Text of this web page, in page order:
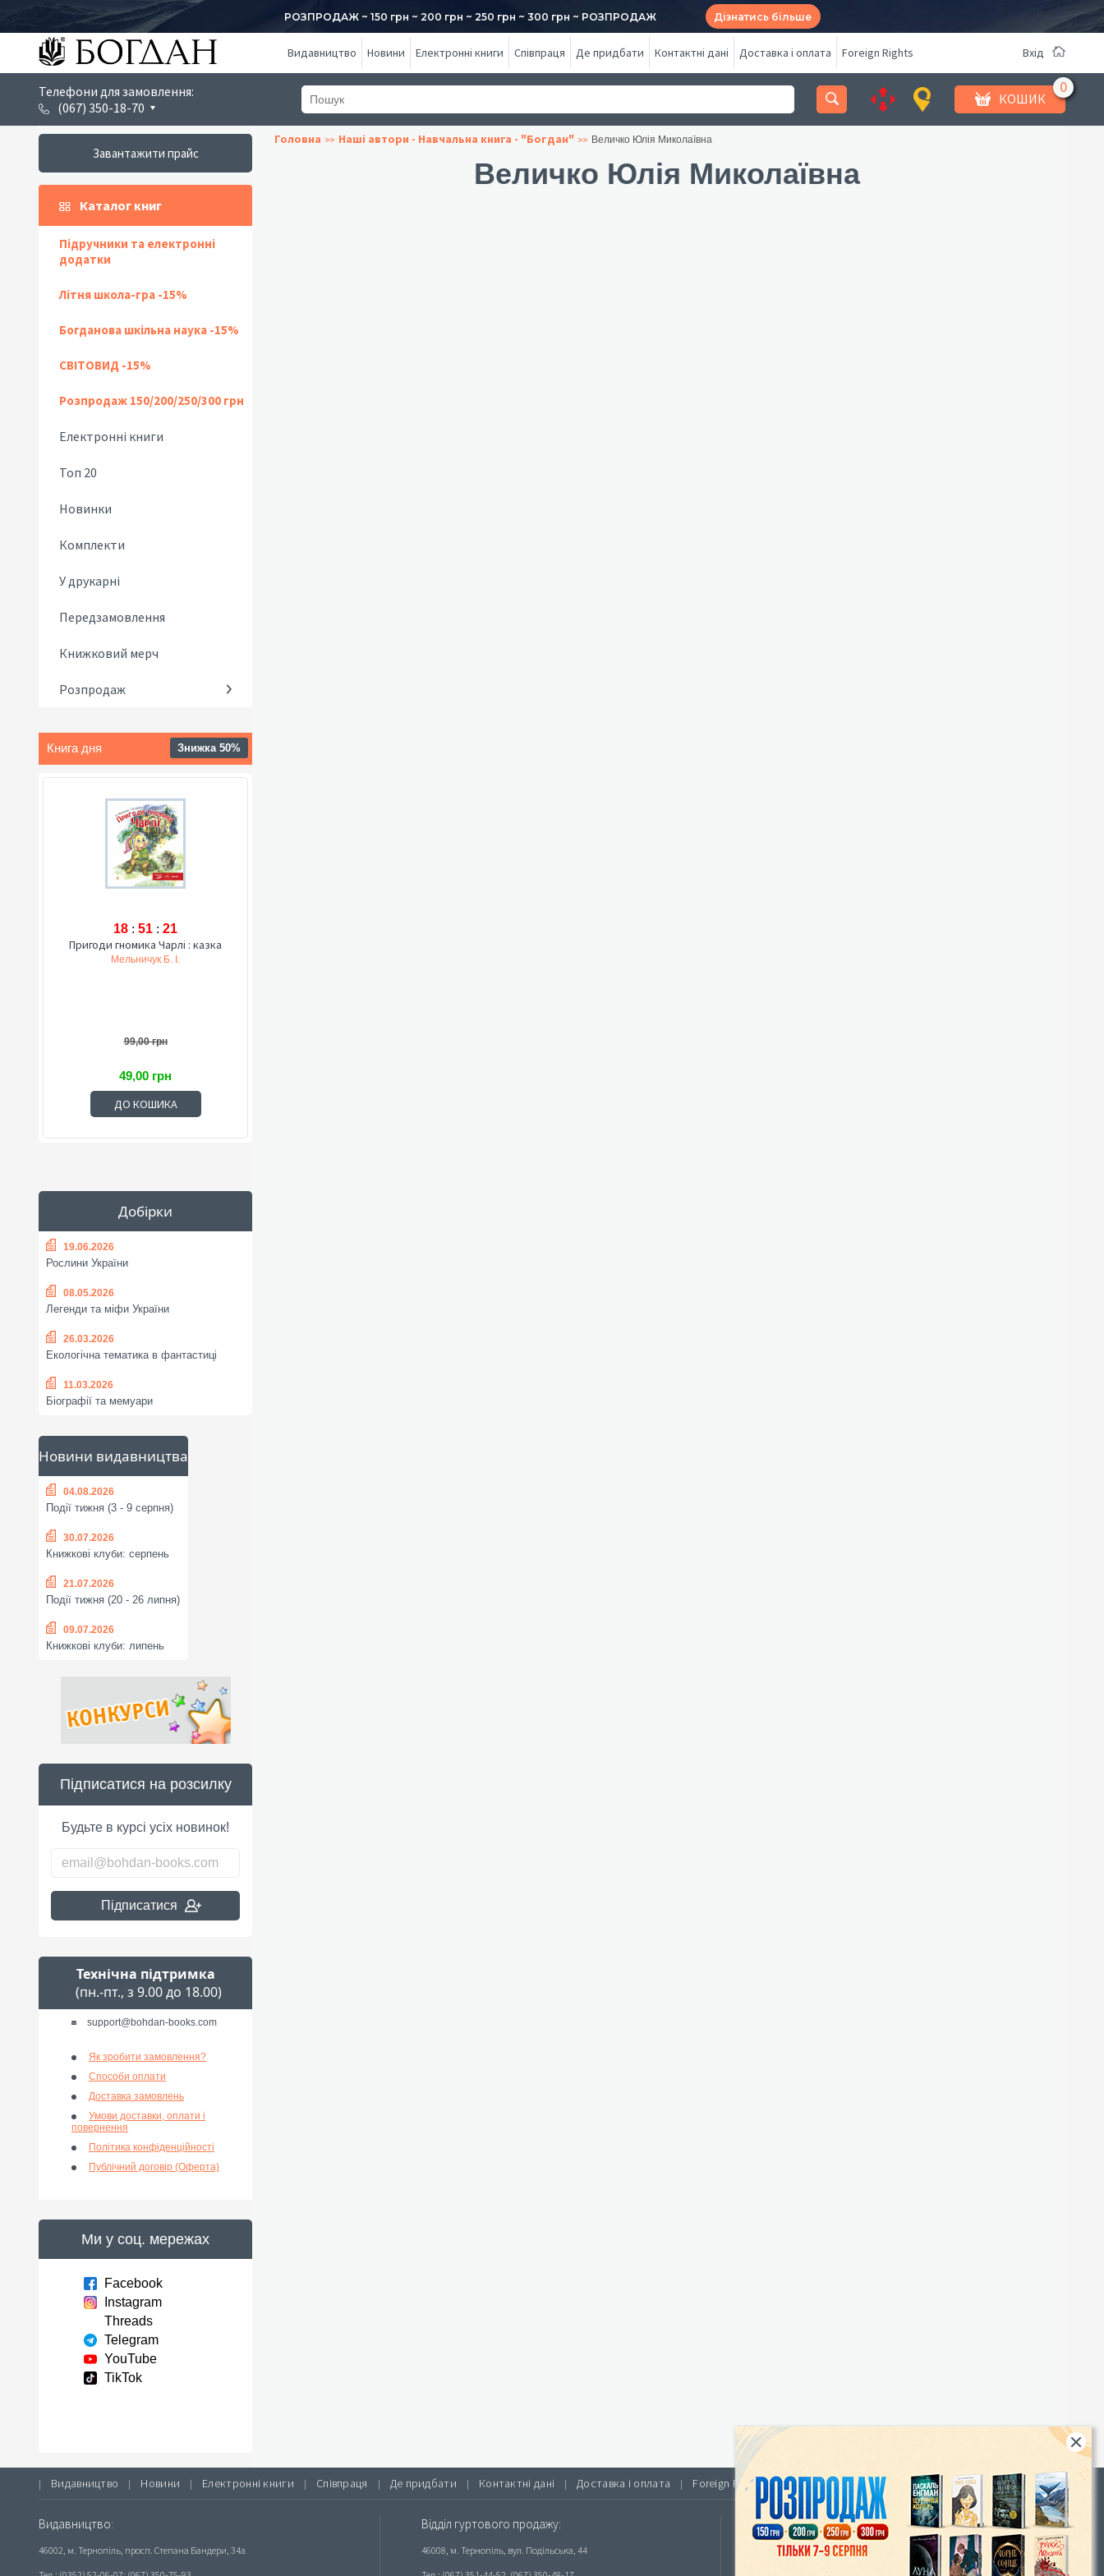
РОЗПРОДАЖ ~ 150 грн ~ 200 грн ~ 250 грн ~ 300 грн ~ РОЗПРОДАЖ Дізнатись більше
Видавництво Новини Електронні книги Співпраця Де придбати Контактні дані Доставка і оплата Foreign Rights Вхід
Телефони для замовлення:
(067) 350-18-70
КОШИК
Завантажити прайс
Каталог книг
Підручники та електронні
додатки
Літня школа-гра -15%
Богданова шкільна наука -15%
СВІТОВИД -15%
Розпродаж 150/200/250/300 грн
Електронні книги
Топ 20
Новинки
Комплекти
У друкарні
Передзамовлення
Книжковий мерч
Розпродаж
Книга дня Знижка 50%
18 : 51 : 20
Пригоди гномика Чарлі : казка
Мельничук Б. І.
99,00 грн
49,00 грн
ДО КОШИКА
Добірки
19.06.2026
Рослини України
08.05.2026
Легенди та міфи України
26.03.2026
Екологічна тематика в фантастиці
11.03.2026
Біографії та мемуари
Новини видавництва
04.08.2026
Події тижня (3 - 9 серпня)
30.07.2026
Книжкові клуби: серпень
21.07.2026
Події тижня (20 - 26 липня)
09.07.2026
Книжкові клуби: липень
Підписатися на розсилку
Будьте в курсі усіх новинок!
Підписатися
Технічна підтримка
(пн.-пт., з 9.00 до 18.00)
support@bohdan-books.com
Як зробити замовлення?
Способи оплати
Доставка замовлень
Умови доставки, оплати і
повернення
Політика конфіденційності
Публічний договір (Оферта)
Ми у соц. мережах
Facebook
Instagram
Threads
Telegram
YouTube
TikTok
Головна Наші автори - Навчальна книга - "Богдан" Величко Юлія Миколаївна
Величко Юлія Миколаївна
| Видавництво | Новини | Електронні книги | Співпраця | Де придбати | Контактні дані | Доставка і оплата | Foreign Rights |
Видавництво:
46002, м. Тернопіль, просп. Степана Бандери, 34а
Відділ гуртового продажу:
46008, м. Тернопіль, вул. Подільська, 44
Інтернет-магазин «Видавництво Богдан»:
46018, м. Тернопіль, А/С 529